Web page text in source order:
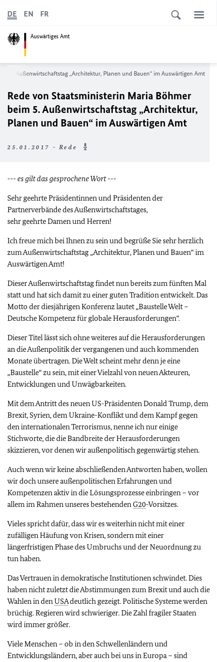
Auswärtiges Amt
DE EN FR
5. Außenwirtschaftstag „Architektur, Planen und Bauen“ im Auswärtigen Amt
Rede von Staatsministerin Maria Böhmer
beim 5. Außenwirtschaftstag „Architektur,
Planen und Bauen“ im Auswärtigen Amt
25.01.2017 - Rede
--- es gilt das gesprochene Wort ---
Sehr geehrte Präsidentinnen und Präsidenten der
Partnerverbände des Außenwirtschaftstages,
sehr geehrte Damen und Herren!
Ich freue mich bei Ihnen zu sein und begrüße Sie sehr herzlich
zum Außenwirtschaftstag „Architektur, Planen und Bauen“ im
Auswärtigen Amt!
Dieser Außenwirtschaftstag findet nun bereits zum fünften Mal
statt und hat sich damit zu einer guten Tradition entwickelt. Das
Motto der diesjährigen Konferenz lautet „Baustelle Welt –
Deutsche Kompetenz für globale Herausforderungen“.
Dieser Titel lässt sich ohne weiteres auf die Herausforderungen
an die Außenpolitik der vergangenen und auch kommenden
Monate übertragen. Die Welt scheint mehr denn je eine
„Baustelle“ zu sein, mit einer Vielzahl von neuen Akteuren,
Entwicklungen und Unwägbarkeiten.
Mit dem Antritt des neuen US-Präsidenten Donald Trump, dem
Brexit, Syrien, dem Ukraine-Konflikt und dem Kampf gegen
den internationalen Terrorismus, nenne ich nur einige
Stichworte, die die Bandbreite der Herausforderungen
skizzieren, vor denen wir außenpolitisch gegenwärtig stehen.
Auch wenn wir keine abschließenden Antworten haben, wollen
wir doch unsere außenpolitischen Erfahrungen und
Kompetenzen aktiv in die Lösungsprozesse einbringen – vor
allem im Rahmen unseres bestehendenG20-Vorsitzes.
Vieles spricht dafür, dass wir es weiterhin nicht mit einer
zufälligen Häufung von Krisen, sondern mit einer
längerfristigen Phase des Umbruchs und der Neuordnung zu
tun haben.
Das Vertrauen in demokratische Institutionen schwindet. Dies
haben nicht zuletzt die Abstimmungen zum Brexit und auch die
Wahlen in denUSAdeutlich gezeigt. Politische Systeme werden
brüchig. Regieren wird schwieriger. Die Zahl fragiler Staaten
wird immer größer.
Viele Menschen – ob in den Schwellenländern und
Entwicklungsländern, aber auch bei uns in Europa – sind